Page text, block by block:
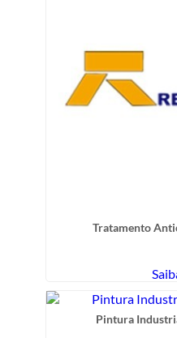
Tratamento
Pintura